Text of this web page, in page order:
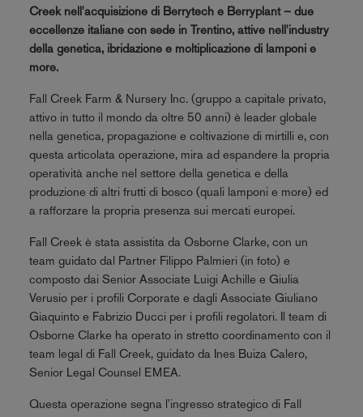
Creek nell'acquisizione di Berrytech e Berryplant – due
eccellenze italiane con sede in Trentino, attive nell'industry
della genetica, ibridazione e moltiplicazione di lamponi e
more.
Fall Creek Farm & Nursery Inc. (gruppo a capitale privato,
attivo in tutto il mondo da oltre 50 anni) è leader globale
nella genetica, propagazione e coltivazione di mirtilli e, con
questa articolata operazione, mira ad espandere la propria
operatività anche nel settore della genetica e della
produzione di altri frutti di bosco (quali lamponi e more) ed
a rafforzare la propria presenza sui mercati europei.
Fall Creek è stata assistita da Osborne Clarke, con un
team guidato dal Partner Filippo Palmieri (in foto) e
composto dai Senior Associate Luigi Achille e Giulia
Verusio per i profili Corporate e dagli Associate Giuliano
Giaquinto e Fabrizio Ducci per i profili regolatori. Il team di
Osborne Clarke ha operato in stretto coordinamento con il
team legal di Fall Creek, guidato da Ines Buiza Calero,
Senior Legal Counsel EMEA.
Questa operazione segna l'ingresso strategico di Fall